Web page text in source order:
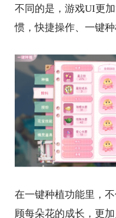
不同的是，游戏UI更
惯，快捷操作、一键
在一键种植功能里，
顾每朵花的成长，更加